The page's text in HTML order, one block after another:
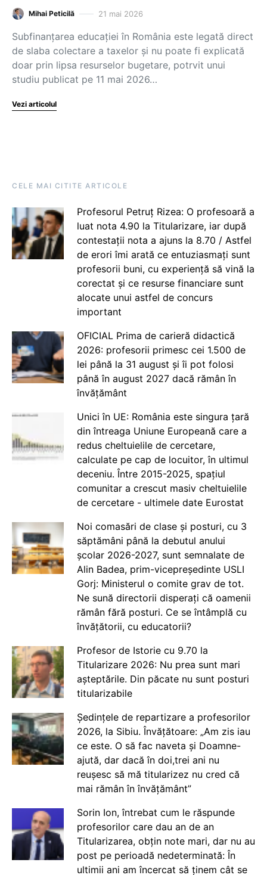
Mihai Peticilă 21 mai 2026
Subfinanțarea educației în România este legată direct
de slaba colectare a taxelor și nu poate fi explicată
doar prin lipsa resurselor bugetare, potrvit unui
studiu publicat pe 11 mai 2026…
Vezi articolul
CELE MAI CITITE ARTICOLE
Profesorul Petruț Rizea: O profesoară a
luat nota 4.90 la Titularizare, iar după
contestații nota a ajuns la 8.70 / Astfel
de erori îmi arată ce entuziasmați sunt
profesorii buni, cu experiență să vină la
corectat și ce resurse financiare sunt
alocate unui astfel de concurs
important
OFICIAL Prima de carieră didactică
2026: profesorii primesc cei 1.500 de
lei până la 31 august și îi pot folosi
până în august 2027 dacă rămân în
învățământ
Unici în UE: România este singura țară
din întreaga Uniune Europeană care a
redus cheltuielile de cercetare,
calculate pe cap de locuitor, în ultimul
deceniu. Între 2015-2025, spațiul
comunitar a crescut masiv cheltuielile
de cercetare - ultimele date Eurostat
Noi comasări de clase și posturi, cu 3
săptămâni până la debutul anului
școlar 2026-2027, sunt semnalate de
Alin Badea, prim-vicepreședinte USLI
Gorj: Ministerul o comite grav de tot.
Ne sună directorii disperați că oamenii
rămân fără posturi. Ce se întâmplă cu
învățătorii, cu educatorii?
Profesor de Istorie cu 9.70 la
Titularizare 2026: Nu prea sunt mari
așteptările. Din păcate nu sunt posturi
titularizabile
Ședințele de repartizare a profesorilor
2026, la Sibiu. Învățătoare: „Am zis iau
ce este. O să fac naveta și Doamne-
ajută, dar dacă în doi,trei ani nu
reușesc să mă titularizez nu cred că
mai rămân în învățământ”
Sorin Ion, întrebat cum le răspunde
profesorilor care dau an de an
Titularizarea, obțin note mari, dar nu au
post pe perioadă nedeterminată: În
ultimii ani am încercat să ținem cât se